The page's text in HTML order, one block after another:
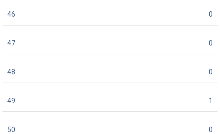
46 0
47 0
48 0
49 1
50 0